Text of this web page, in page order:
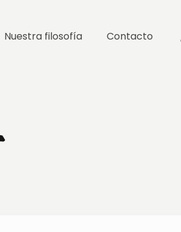
Nuestra filosofía Contacto